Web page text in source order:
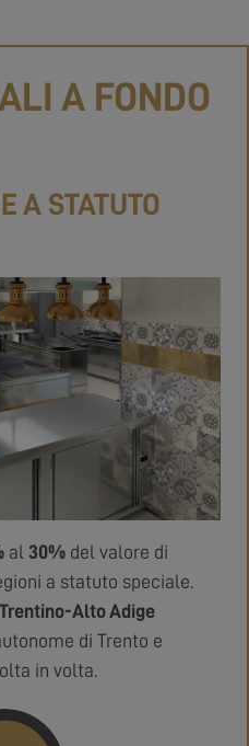
A FONDO
A STATUTO
al 30% del valore di
a statuto speciale.
Trentino-Alto Adige
di Trento e
in volta.